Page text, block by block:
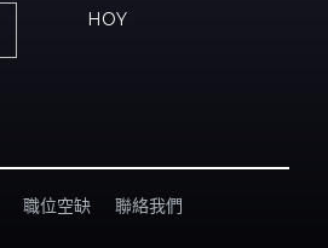
HOY
職位空缺 聯絡我們